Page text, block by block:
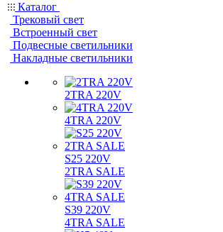
Каталог
Трековый свет
Встроенный свет
Подвесные светильники
Накладные светильники
2TRA 220V
4TRA 220V
S25 220V
2TRA SALE
S39 220V
4TRA SALE